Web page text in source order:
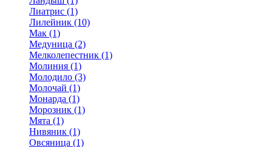
Лиатрис (1)
Лилейник (10)
Мак (1)
Медуница (2)
Мелколепестник (1)
Молиния (1)
Молодило (3)
Молочай (1)
Монарда (1)
Морозник (1)
Мята (1)
Нивяник (1)
Овсяница (1)